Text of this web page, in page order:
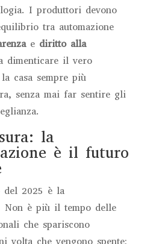
I produttori devono
tra automazione
e diritto alla
dimenticare il vero
casa sempre più
senza mai far sentire gli
la
è il futuro
2025 è la
Non è più il tempo delle
che spariscono
volta che vengono spente: